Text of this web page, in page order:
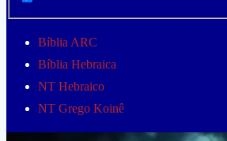
Bíblia ARC
Bíblia Hebraica
NT Hebraico
NT Grego Koinê